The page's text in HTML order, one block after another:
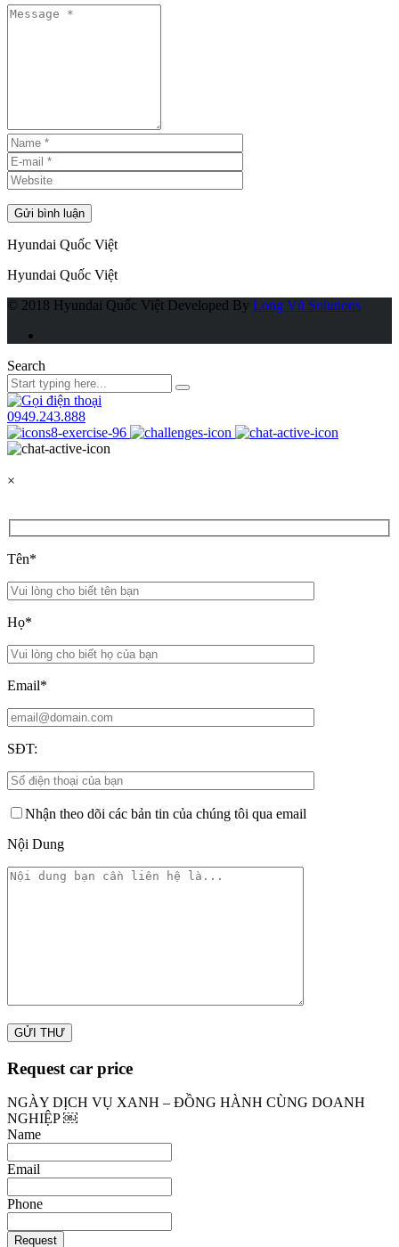
Hyundai Quốc Việt
Hyundai Quốc Việt
© 2018 Hyundai Quốc Việt Developed By Long Vũ Solutions
Search
0949.243.888
×
Tên*
Họ*
Email*
SĐT:
Nhận theo dõi các bản tin của chúng tôi qua email
Nội Dung
Request car price
NGÀY DỊCH VỤ XANH – ĐỒNG HÀNH CÙNG DOANH
NGHIỆP ￼
Name
Email
Phone
Request